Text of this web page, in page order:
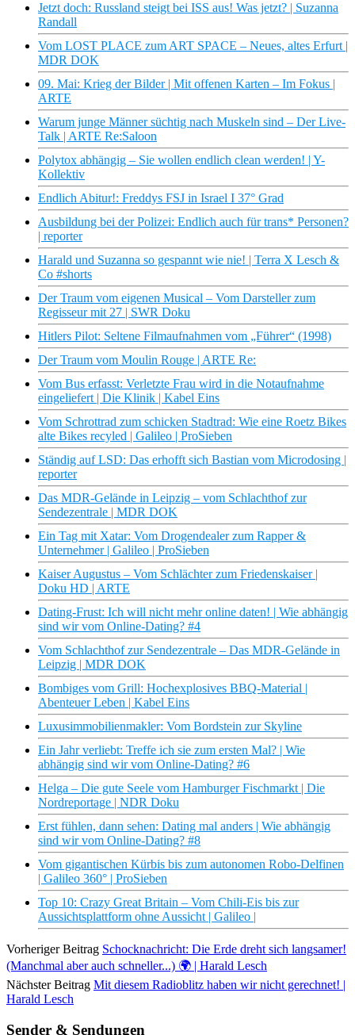
Jetzt doch: Russland steigt bei ISS aus! Was jetzt? | Suzanna
Randall
Vom LOST PLACE zum ART SPACE – Neues, altes Erfurt |
MDR DOK
09. Mai: Krieg der Bilder | Mit offenen Karten – Im Fokus |
ARTE
Warum junge Männer süchtig nach Muskeln sind – Der Live-
Talk | ARTE Re:Saloon
Polytox abhängig – Sie wollen endlich clean werden! | Y-
Kollektiv
Endlich Abitur!: Freddys FSJ in Israel I 37° Grad
Ausbildung bei der Polizei: Endlich auch für trans* Personen?
| reporter
Harald und Suzanna so gespannt wie nie! | Terra X Lesch &
Co #shorts
Der Traum vom eigenen Musical – Vom Darsteller zum
Regisseur mit 27 | SWR Doku
Hitlers Pilot: Seltene Filmaufnahmen vom „Führer“ (1998)
Der Traum vom Moulin Rouge | ARTE Re:
Vom Bus erfasst: Verletzte Frau wird in die Notaufnahme
eingeliefert | Die Klinik | Kabel Eins
Vom Schrottrad zum schicken Stadtrad: Wie eine Roetz Bikes
alte Bikes recyled | Galileo | ProSieben
Ständig auf LSD: Das erhofft sich Bastian vom Microdosing |
reporter
Das MDR-Gelände in Leipzig – vom Schlachthof zur
Sendezentrale | MDR DOK
Ein Tag mit Xatar: Vom Drogendealer zum Rapper &
Unternehmer | Galileo | ProSieben
Kaiser Augustus – Vom Schlächter zum Friedenskaiser |
Doku HD | ARTE
Dating-Frust: Ich will nicht mehr online daten! | Wie abhängig
sind wir vom Online-Dating? #4
Vom Schlachthof zur Sendezentrale – Das MDR-Gelände in
Leipzig | MDR DOK
Bombiges vom Grill: Hochexplosives BBQ-Material |
Abenteuer Leben | Kabel Eins
Luxusimmobilienmakler: Vom Bordstein zur Skyline
Ein Jahr verliebt: Treffe ich sie zum ersten Mal? | Wie
abhängig sind wir vom Online-Dating? #6
Helga – Die gute Seele vom Hamburger Fischmarkt | Die
Nordreportage | NDR Doku
Erst fühlen, dann sehen: Dating mal anders | Wie abhängig
sind wir vom Online-Dating? #8
Vom gigantischen Kürbis bis zum autonomen Robo-Delfinen
| Galileo 360° | ProSieben
Top 10: Crazy Great Britain – Vom Chili-Eis bis zur
Aussichtsplattform ohne Aussicht | Galileo |
Vorheriger Beitrag Schocknachricht: Die Erde dreht sich langsamer!
(Manchmal aber auch schneller...) 🌍 | Harald Lesch
Nächster Beitrag Mit diesem Radioblitz haben wir nicht gerechnet! |
Harald Lesch
Sender & Sendungen